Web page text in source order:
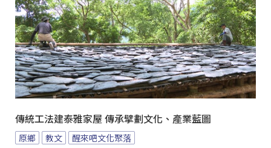
傳統工法建泰雅家屋 傳承擘劃文化、產業藍圖
原鄉 教文 醒來吧文化聚落